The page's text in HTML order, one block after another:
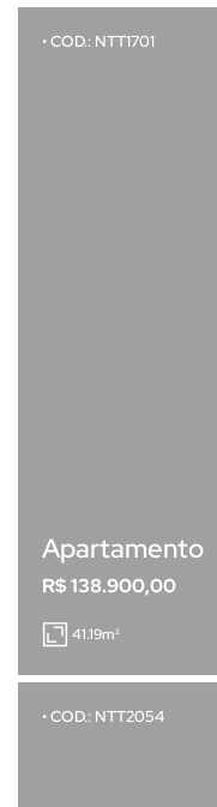
• COD.: NTT1701
Apartamento
R$ 138.900,00
41.19m²
• COD.: NTT2054